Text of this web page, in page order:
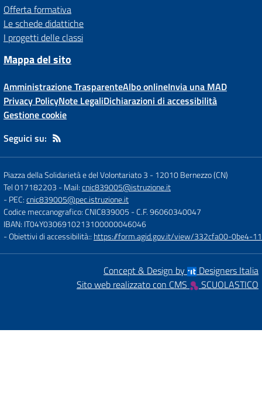
Offerta formativa
Le schede didattiche
I progetti delle classi
Mappa del sito
Amministrazione TrasparenteAlbo onlineInvia una MAD
Privacy PolicyNote LegaliDichiarazioni di accessibilità
Gestione cookie
Seguici su:
Piazza della Solidarietà e del Volontariato 3 -12010 Bernezzo (CN)
Tel 017182203 - Mail:cnic839005@istruzione.it
- PEC:cnic839005@pec.istruzione.it
Codice meccanografico: CNIC839005 - C.F. 96060340047
IBAN: IT04Y0306910213100000046046
- Obiettivi di accessibilità:: https://form.agid.gov.it/view/332cfa00-0be4-
Concept & Design by
Designers Italia
Sito web realizzato con CMS
SCUOLASTICO